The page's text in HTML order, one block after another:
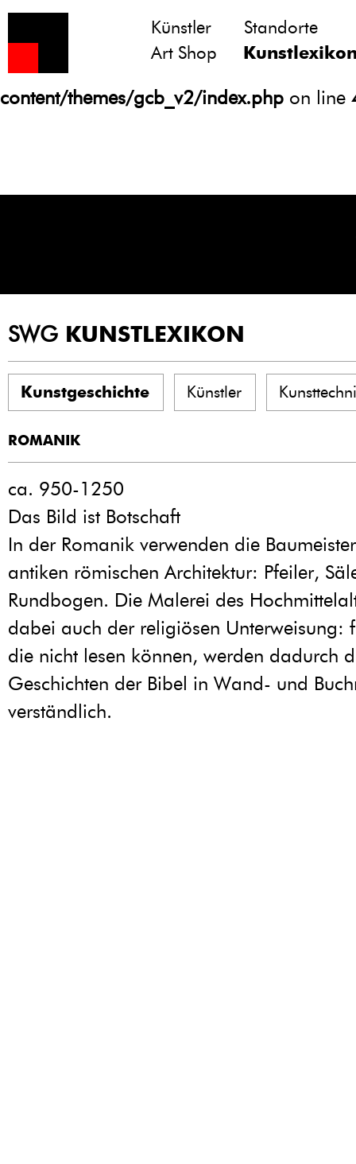
Notice
: Undefined variable: atts in
/homepages/21/d13550920/htdocs/
content/themes/gcb_v2/index.php on line
Künstler
Standorte
Art Shop
SWG KUNSTLEXIKON
Kunstgeschichte Künstler
ROMANIK
ca. 950-1250
Das Bild ist Botschaft
In der Romanik verwenden die
antiken römischen Architektur: Pfeiler,
Rundbogen. Die Malerei des
dabei auch der religiösen Unterweisung:
die nicht lesen können, werden dadurch
Geschichten der Bibel in Wand- und
verständlich.